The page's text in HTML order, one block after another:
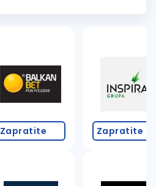
Zapratite Zapratite